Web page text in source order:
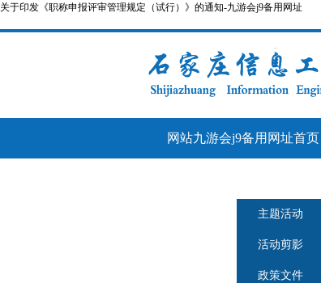
关于印发《职称申报评审管理规定（试行）》的通知-九游会j9备用网址
网站九游会j9备用网址首页
主题活动
活动剪影
政策文件